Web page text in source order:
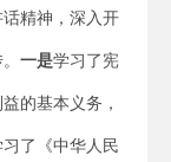
精神，深入开
一是学习了宪
的基本义务，
习了《中华人民